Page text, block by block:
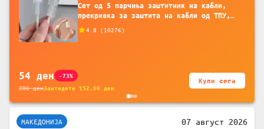
Сет од 5 парчиња заштитник на кабли,
прекривка за заштита на кабли од ТПУ,
додатоци за заштита на кабли, без
батерија, за мобилни телефони, комплет
4.8 ( 10276)
54 ден -73%
206денЗаштедете 152.00 ден
Купи сега
МАКЕДОНИЈА 07 август 2026